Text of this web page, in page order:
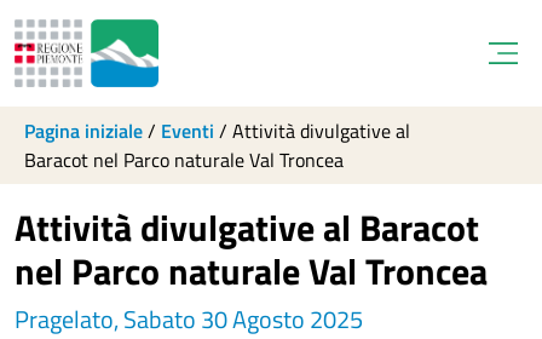
Pagina iniziale/ Eventi / Attività divulgative al
Baracot nel Parco naturale Val Troncea
Attività divulgative al Baracot
nel Parco naturale Val Troncea
Pragelato, Sabato 30 Agosto 2025